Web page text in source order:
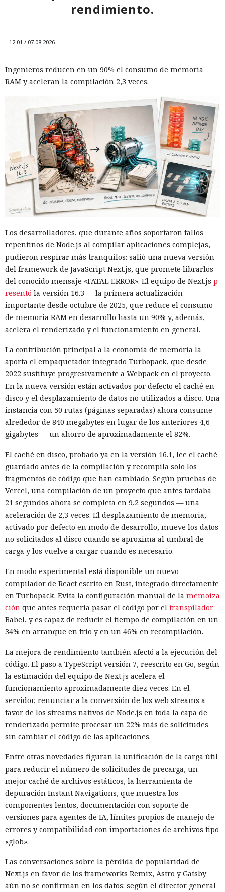
rendimiento.
12:01 / 07.08.2026
Ingenieros reducen en un 90% el consumo de memoria
RAM y aceleran la compilación 2,3 veces.
Los desarrolladores, que durante años soportaron fallos
repentinos de Node.js al compilar aplicaciones complejas,
pudieron respirar más tranquilos: salió una nueva versión
del framework de JavaScript Next.js, que promete librarlos
del conocido mensaje «FATAL ERROR». El equipo de Next.js p
resentó la versión 16.3 — la primera actualización
importante desde octubre de 2025, que reduce el consumo
de memoria RAM en desarrollo hasta un 90% y, además,
acelera el renderizado y el funcionamiento en general.
La contribución principal a la economía de memoria la
aporta el empaquetador integrado Turbopack, que desde
2022 sustituye progresivamente a Webpack en el proyecto.
En la nueva versión están activados por defecto el caché en
disco y el desplazamiento de datos no utilizados a disco. Una
instancia con 50 rutas (páginas separadas) ahora consume
alrededor de 840 megabytes en lugar de los anteriores 4,6
gigabytes — un ahorro de aproximadamente el 82%.
El caché en disco, probado ya en la versión 16.1, lee el caché
guardado antes de la compilación y recompila solo los
fragmentos de código que han cambiado. Según pruebas de
Vercel, una compilación de un proyecto que antes tardaba
21 segundos ahora se completa en 9,2 segundos — una
aceleración de 2,3 veces. El desplazamiento de memoria,
activado por defecto en modo de desarrollo, mueve los datos
no solicitados al disco cuando se aproxima al umbral de
carga y los vuelve a cargar cuando es necesario.
En modo experimental está disponible un nuevo
compilador de React escrito en Rust, integrado directamente
en Turbopack. Evita la configuración manual de la memoiza
ción que antes requería pasar el código por el transpilador
Babel, y es capaz de reducir el tiempo de compilación en un
34% en arranque en frío y en un 46% en recompilación.
La mejora de rendimiento también afectó a la ejecución del
código. El paso a TypeScript versión 7, reescrito en Go, según
la estimación del equipo de Next.js acelera el
funcionamiento aproximadamente diez veces. En el
servidor, renunciar a la conversión de los web streams a
favor de los streams nativos de Node.js en toda la capa de
renderizado permite procesar un 22% más de solicitudes
sin cambiar el código de las aplicaciones.
Entre otras novedades figuran la unificación de la carga útil
para reducir el número de solicitudes de precarga, un
mejor caché de archivos estáticos, la herramienta de
depuración Instant Navigations, que muestra los
componentes lentos, documentación con soporte de
versiones para agentes de IA, límites propios de manejo de
errores y compatibilidad con importaciones de archivos tipo
«glob».
Las conversaciones sobre la pérdida de popularidad de
Next.js en favor de los frameworks Remix, Astro y Gatsby
aún no se confirman en los datos: según el director general